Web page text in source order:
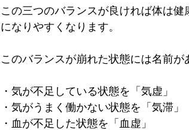
この三つのバランスが良ければ体は
になりやすくなります。
このバランスが崩れた状態には名前が
・気が不足している状態を「気虚」
・気がうまく働かない状態を「気滞」
・血が不足した状態を「血虚」